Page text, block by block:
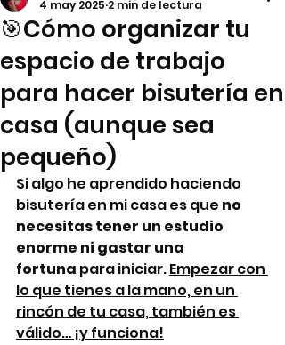
🎯Cómo organizar tu
espacio de trabajo
para hacer bisutería en
casa (aunque sea
pequeño)
4 may 2025 2 min de lectura
Si algo he aprendido haciendo
bisutería en mi casa es que no
necesitas tener un estudio
enorme ni gastar una
fortuna para iniciar. Empezar con
lo que tienes a la mano, en un
rincón de tu casa, también es
válido… ¡y funciona!